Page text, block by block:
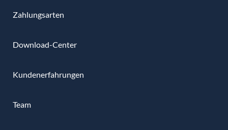
Zahlungsarten
Download-Center
Kundenerfahrungen
Team